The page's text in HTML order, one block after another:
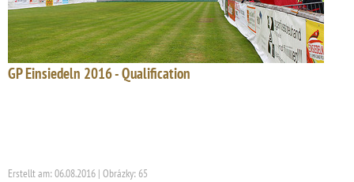
GP Einsiedeln 2016 - Qualification
Erstellt am: 06.08.2016 | Obrázky: 65